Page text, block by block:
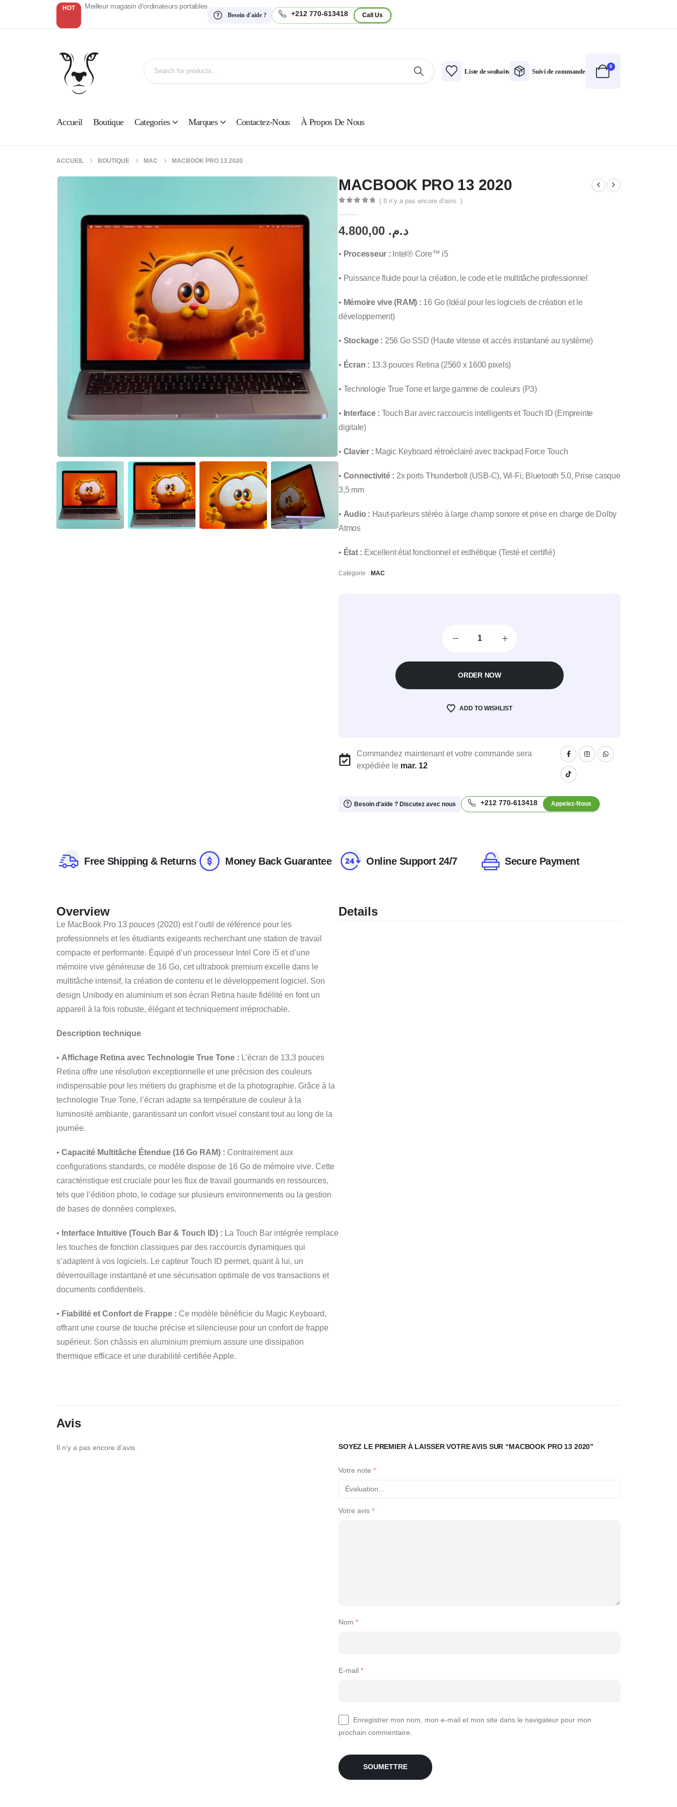
HOT Meilleur magasin d'ordinateurs portables
Besoin d'aide ? +212 770-613418 Call Us
Liste de souhaits Suivi de commande
0
Accueil Boutique Categories Marques Contactez-Nous À Propos De Nous
ACCUEIL BOUTIQUE MAC MACBOOK PRO 13 2020
MACBOOK PRO 13 2020
( Il n’y a pas encore d’avis. )
د.م.
• Processeur : Intel® Core™ i5
• Puissance fluide pour la création, le code et le multitâche professionnel
• Mémoire vive (RAM) : 16 Go (Idéal pour les logiciels de création et le
développement)
• Stockage : 256 Go SSD (Haute vitesse et accès instantané au système)
• Écran : 13.3 pouces Retina (2560 x 1600 pixels)
• Technologie True Tone et large gamme de couleurs (P3)
• Interface : Touch Bar avec raccourcis intelligents et Touch ID (Empreinte
digitale)
• Clavier : Magic Keyboard rétroéclairé avec trackpad Force Touch
• Connectivité : 2x ports Thunderbolt (USB-C), Wi-Fi, Bluetooth 5.0, Prise casque
3,5 mm
• Audio : Haut-parleurs stéréo à large champ sonore et prise en charge de Dolby
Atmos
• État : Excellent état fonctionnel et esthétique (Testé et certifié)
Catégorie : MAC
ORDER NOW
ADD TO WISHLIST
Commandez maintenant et votre commande sera
expédiée le mar. 12
Besoin d'aide ? Discutez avec nous +212 770-613418 Appelez-Nous
Free Shipping & Returns Money Back Guarantee Online Support 24/7 Secure Payment
Overview
Le MacBook Pro 13 pouces (2020) est l’outil de référence pour les
professionnels et les étudiants exigeants recherchant une station de travail
compacte et performante. Équipé d’un processeur Intel Core i5 et d’une
mémoire vive généreuse de 16 Go, cet ultrabook premium excelle dans le
multitâche intensif, la création de contenu et le développement logiciel. Son
design Unibody en aluminium et son écran Retina haute fidélité en font un
appareil à la fois robuste, élégant et techniquement irréprochable.
Description technique
• Affichage Retina avec Technologie True Tone : L’écran de 13,3 pouces
Retina offre une résolution exceptionnelle et une précision des couleurs
indispensable pour les métiers du graphisme et de la photographie. Grâce à la
technologie True Tone, l’écran adapte sa température de couleur à la
luminosité ambiante, garantissant un confort visuel constant tout au long de la
journée.
• Capacité Multitâche Étendue (16 Go RAM) : Contrairement aux
configurations standards, ce modèle dispose de 16 Go de mémoire vive. Cette
caractéristique est cruciale pour les flux de travail gourmands en ressources,
tels que l’édition photo, le codage sur plusieurs environnements ou la gestion
de bases de données complexes.
• Interface Intuitive (Touch Bar & Touch ID) : La Touch Bar intégrée remplace
les touches de fonction classiques par des raccourcis dynamiques qui
s’adaptent à vos logiciels. Le capteur Touch ID permet, quant à lui, un
déverrouillage instantané et une sécurisation optimale de vos transactions et
documents confidentiels.
• Fiabilité et Confort de Frappe : Ce modèle bénéficie du Magic Keyboard,
offrant une course de touche précise et silencieuse pour un confort de frappe
supérieur. Son châssis en aluminium premium assure une dissipation
thermique efficace et une durabilité certifiée Apple.
Details
Avis
Il n’y a pas encore d’avis. SOYEZ LE PREMIER À LAISSER VOTRE AVIS SUR “MACBOOK PRO 13 2020”
Votre note *
Votre avis *
Nom *
E-mail *
Enregistrer mon nom, mon e-mail et mon site dans le navigateur pour mon
prochain commentaire.